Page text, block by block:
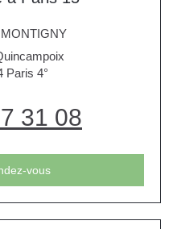
Paris 4°
31 08
vous